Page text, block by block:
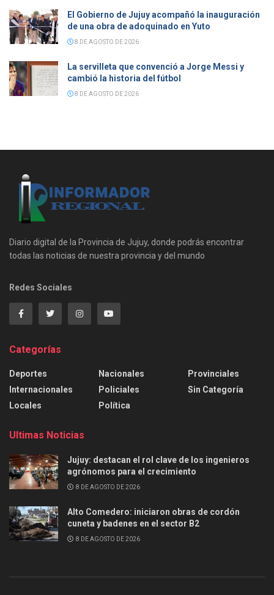
El Gobierno de Jujuy acompañó la inauguración
de una obra de adoquinado en Yuto
8 DE AGOSTO DE 2026
La servilleta que convenció a Jorge Messi y
cambió la historia del fútbol
8 DE AGOSTO DE 2026
Diario digital de la Provincia de Jujuy, donde podrás encontrar
todas las noticias de nuestra provincia y del mundo
Redes Sociales
Categorías
Deportes
Internacionales
Locales
Nacionales
Policiales
Política
Provinciales
Sin Categoría
Ultimas Noticias
Jujuy: destacan el rol clave de los ingenieros
agrónomos para el crecimiento
8 DE AGOSTO DE 2026
Alto Comedero: iniciaron obras de cordón
cuneta y badenes en el sector B2
8 DE AGOSTO DE 2026